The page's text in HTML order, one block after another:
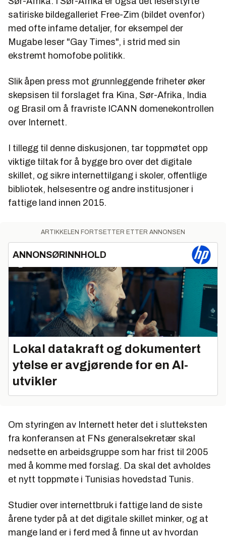
satiriske bildegalleriet Free-Zim (bildet ovenfor)
med ofte infame detaljer, for eksempel der
Mugabe leser "Gay Times", i strid med sin
ekstremt homofobe politikk.
Slik åpen press mot grunnleggende friheter øker
skepsisen til forslaget fra Kina, Sør-Afrika, India
og Brasil om å fravriste ICANN domenekontrollen
over Internett.
I tillegg til denne diskusjonen, tar toppmøtet opp
viktige tiltak for å bygge bro over det digitale
skillet, og sikre internettilgang i skoler, offentlige
bibliotek, helsesentre og andre institusjoner i
fattige land innen 2015.
ARTIKKELEN FORTSETTER ETTER ANNONSEN
ANNONSØRINNHOLD
Lokal datakraft og dokumentert
ytelse er avgjørende for en AI-
utvikler
Om styringen av Internett heter det i slutteksten
fra konferansen at FNs generalsekretær skal
nedsette en arbeidsgruppe som har frist til 2005
med å komme med forslag. Da skal det avholdes
et nytt toppmøte i Tunisias hovedstad Tunis.
Studier over internettbruk i fattige land de siste
årene tyder på at det digitale skillet minker, og at
mange land er i ferd med å finne ut av hvordan